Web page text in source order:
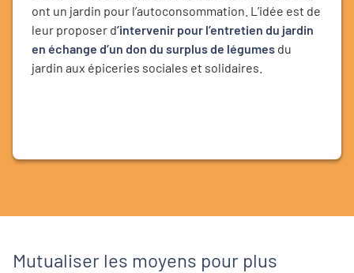
ont un jardin pour l’autoconsommation. L’idée est de
leur proposer d’intervenir pour l’entretien du jardin
en échange d’un don du surplus de légumes du
jardin aux épiceries sociales et solidaires.
Mutualiser les moyens pour plus